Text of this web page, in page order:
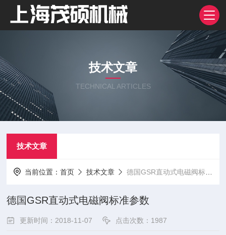
技术文章
TECHNICAL ARTICLES
技术文章
当前位置：首页 技术文章 德国GSR直动式电磁阀标准参数
德国GSR直动式电磁阀标准参数
更新时间：2018-11-07 点击次数：1987